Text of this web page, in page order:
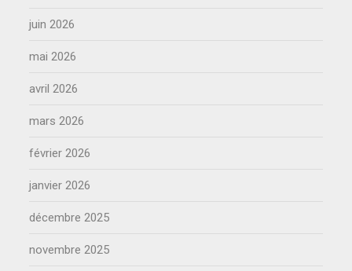
juin 2026
mai 2026
avril 2026
mars 2026
février 2026
janvier 2026
décembre 2025
novembre 2025